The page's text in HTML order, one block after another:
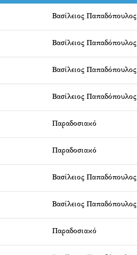
Βασίλειος Παπαδόπουλος
Βασίλειος Παπαδόπουλος
Βασίλειος Παπαδόπουλος
Βασίλειος Παπαδόπουλος
Παραδοσιακό
Παραδοσιακό
Βασίλειος Παπαδόπουλος
Βασίλειος Παπαδόπουλος
Παραδοσιακό